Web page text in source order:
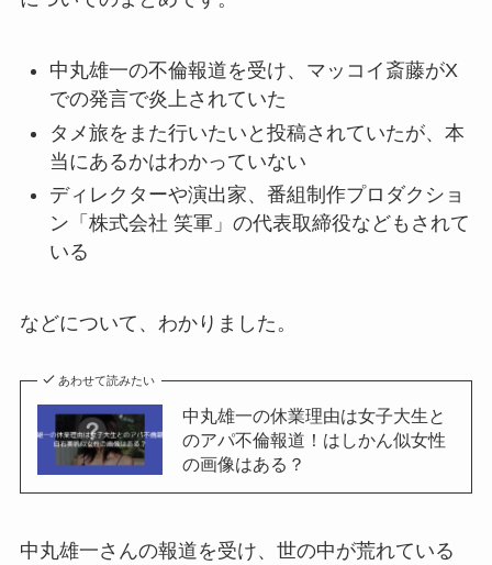
中丸雄一の不倫報道を受け、マッコイ斎藤がX
での発言で炎上されていた
タメ旅をまた行いたいと投稿されていたが、本
当にあるかはわかっていない
ディレクターや演出家、番組制作プロダクショ
ン「株式会社 笑軍」の代表取締役などもされて
いる
などについて、わかりました。
あわせて読みたい
中丸雄一の休業理由は女子大生と
のアパ不倫報道！はしかん似女性
の画像はある？
中丸雄一さんの報道を受け、世の中が荒れている